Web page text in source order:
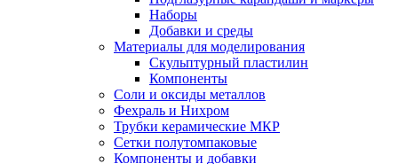
Наборы
Добавки и среды
Материалы для моделирования
Скульптурный пластилин
Компоненты
Соли и оксиды металлов
Фехраль и Нихром
Трубки керамические МКР
Сетки полутомпаковые
Компоненты и добавки